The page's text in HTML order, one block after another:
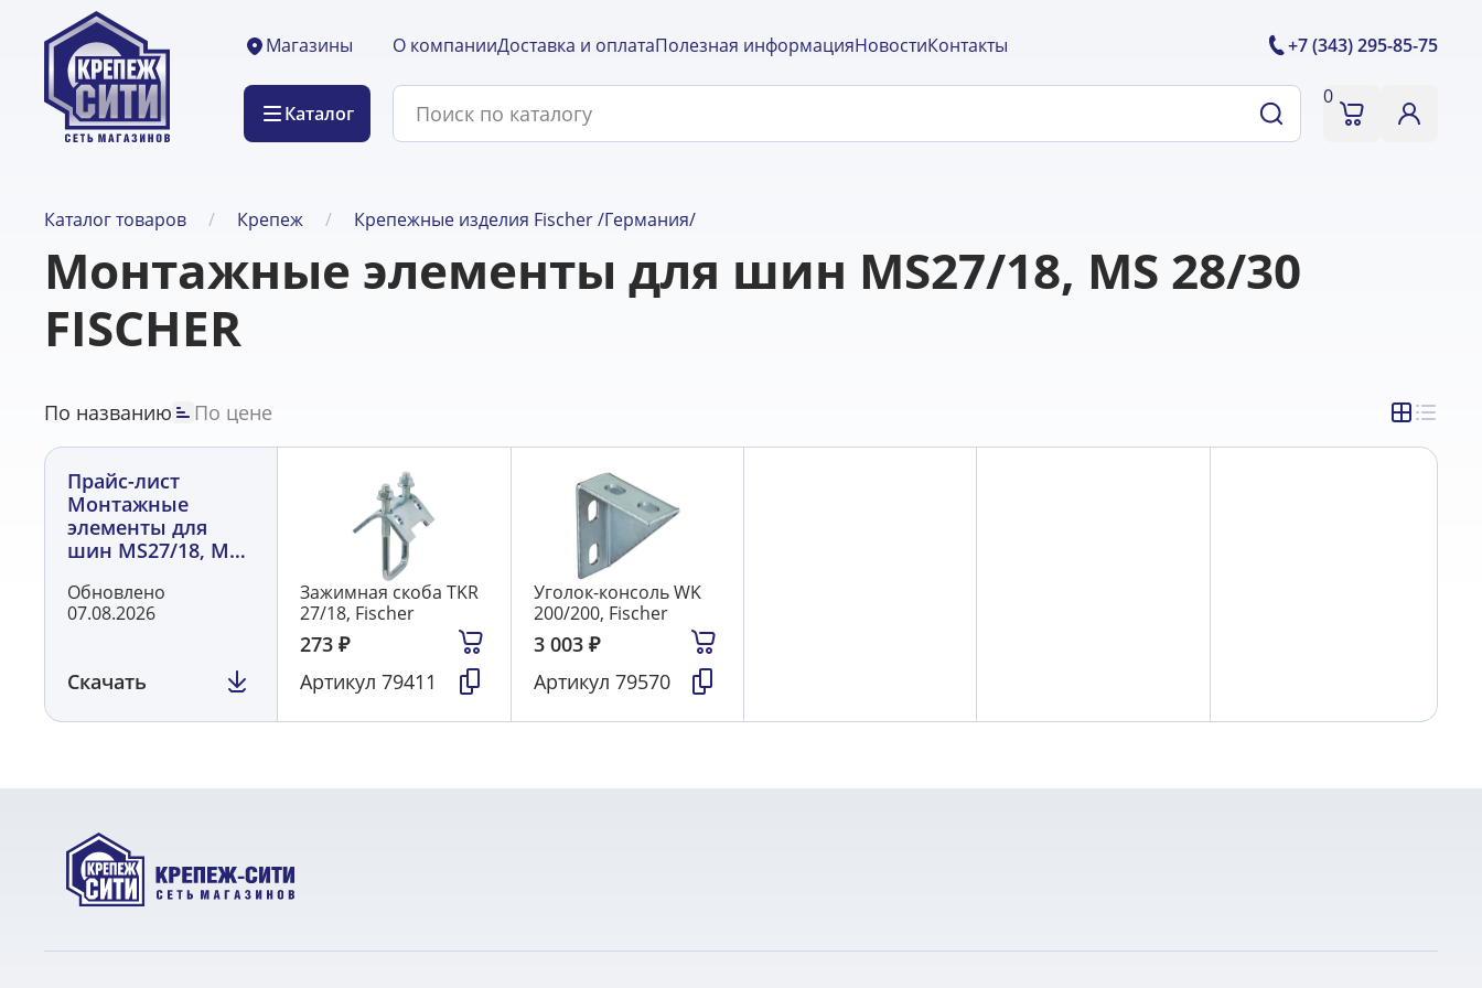
Магазины
Каталог
О компанииДоставка и оплатаПолезная информацияНовостиКонтакты +7 (343) 295-85-75
0
Каталог товаров Крепеж Крепежные изделия Fischer /Германия/
Монтажные элементы для шин MS27/18, MS 28/30
FISCHER
По названию По цене
Прайс-лист
Монтажные
элементы для
шин MS27/18, MS
Обновлено
07.08.2026
Скачать
Зажимная скоба TKR
27/18, Fischer
273₽
Артикул79411
Уголок-консоль WK
200/200, Fischer
3 003 ₽
Артикул 79570